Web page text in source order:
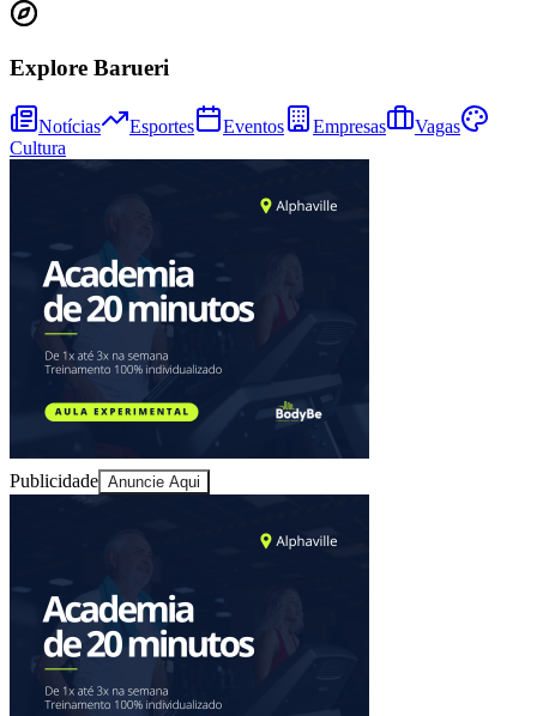
Goiás
Explore Barueri
Notícias Esportes Eventos Empresas
Vagas
Cultura
Publicidade Anuncie Aqui